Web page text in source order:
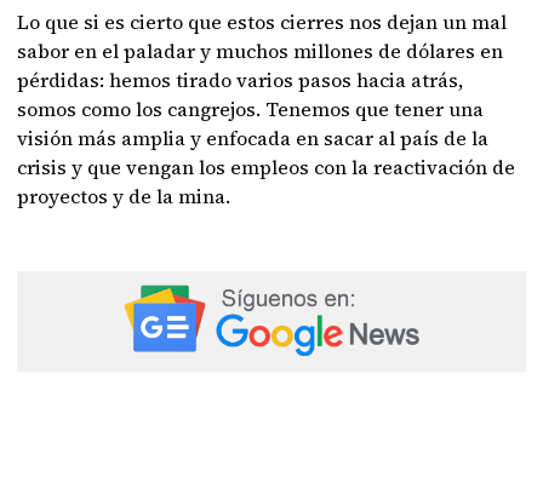
Lo que si es cierto que estos cierres nos dejan un mal
sabor en el paladar y muchos millones de dólares en
pérdidas: hemos tirado varios pasos hacia atrás,
somos como los cangrejos. Tenemos que tener una
visión más amplia y enfocada en sacar al país de la
crisis y que vengan los empleos con la reactivación de
proyectos y de la mina.